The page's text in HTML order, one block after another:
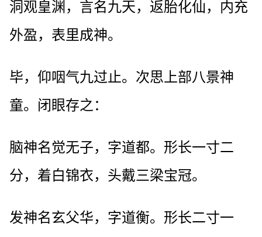
洞观皇渊，言名九天，返胎化仙，内充
外盈，表里成神。
毕，仰咽气九过止。次思上部八景神
童。闭眼存之：
脑神名觉无子，字道都。形长一寸二
分，着白锦衣，头戴三梁宝冠。
发神名玄父华，字道衡。形长二寸一